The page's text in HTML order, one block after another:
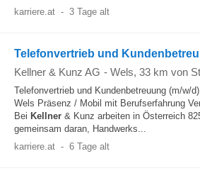
karriere.at - 3 Tage alt
Telefonvertrieb und
Kellner & Kunz AG - Wels, 33 km von
Telefonvertrieb und Kundenbetreuung (m/w/d)
Wels Präsenz / Mobil mit Berufserfahrung
Bei Kellner & Kunz arbeiten in Österreich
gemeinsam daran, Handwerks...
karriere.at - 6 Tage alt